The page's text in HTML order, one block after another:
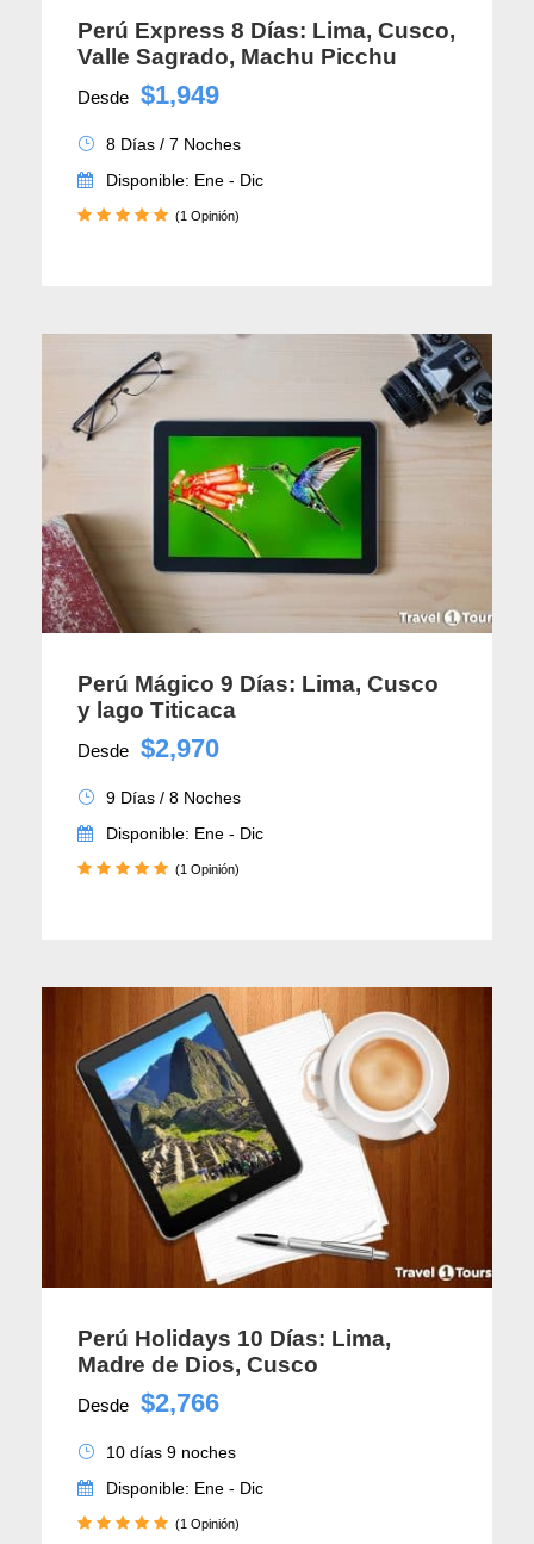
Perú Express 8 Días: Lima, Cusco,
Valle Sagrado, Machu Picchu
Desde $1,949
8 Días / 7 Noches
Disponible: Ene - Dic
(1 Opinión)
Perú Mágico 9 Días: Lima, Cusco
y lago Titicaca
Desde $2,970
9 Días / 8 Noches
Disponible: Ene - Dic
(1 Opinión)
Perú Holidays 10 Días: Lima,
Madre de Dios, Cusco
Desde $2,766
10 días 9 noches
Disponible: Ene - Dic
(1 Opinión)